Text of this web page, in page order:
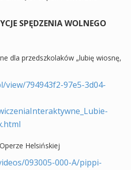
SPĘDZENIA WOLNEGO
dla przedszkolaków „lubię wiosnę,
view/794943f2-97e5-3d04-
Helsińskiej
093005-000-A/pippi-